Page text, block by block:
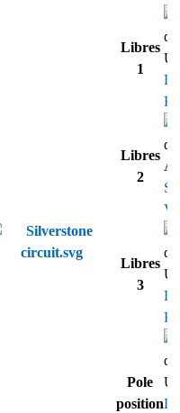
Libres
1
Libres
2
Libres
3
Pole
position